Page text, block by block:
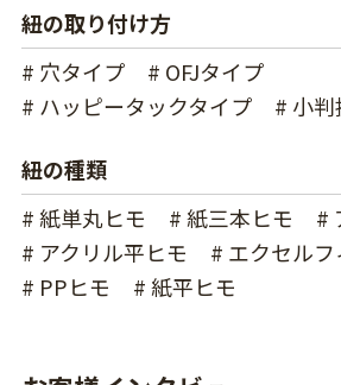
紐の取り付け方
# 穴タイプ
# OFJタイプ
# ハッピータックタイプ
# 小判
紐の種類
# 紙単丸ヒモ
# 紙三本ヒモ
#
# アクリル平ヒモ
# エクセルフ
# PPヒモ
# 紙平ヒモ